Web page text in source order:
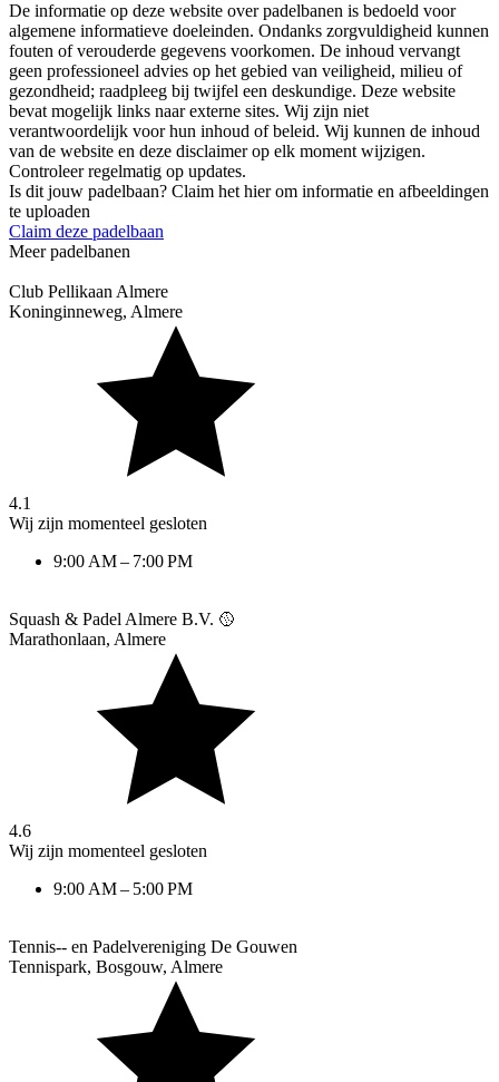
De informatie op deze website over padelbanen is bedoeld voor
algemene informatieve doeleinden. Ondanks zorgvuldigheid kunnen
fouten of verouderde gegevens voorkomen. De inhoud vervangt
geen professioneel advies op het gebied van veiligheid, milieu of
gezondheid; raadpleeg bij twijfel een deskundige. Deze website
bevat mogelijk links naar externe sites. Wij zijn niet
verantwoordelijk voor hun inhoud of beleid. Wij kunnen de inhoud
van de website en deze disclaimer op elk moment wijzigen.
Controleer regelmatig op updates.
Is dit jouw padelbaan? Claim het hier om informatie en afbeeldingen
te uploaden
Claim deze padelbaan
Meer padelbanen
Club Pellikaan Almere
Koninginneweg, Almere
4.1
Wij zijn momenteel gesloten
9:00 AM – 7:00 PM
Squash & Padel Almere B.V. 🥎
Marathonlaan, Almere
4.6
Wij zijn momenteel gesloten
9:00 AM – 5:00 PM
Tennis-- en Padelvereniging De Gouwen
Tennispark, Bosgouw, Almere